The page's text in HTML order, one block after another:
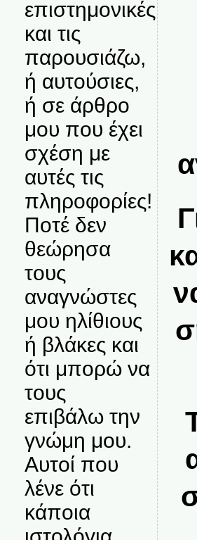
επιστημονικές
και τις
παρουσιάζω,
ή αυτούσιες,
ή σε άρθρο
μου που έχει
σχέση με
αυτές τις
πληροφορίες!
Ποτέ δεν
θεώρησα
τους
αναγνώστες
μου ηλίθιους
ή βλάκες και
ότι μπορώ να
τους
επιβάλω την
γνώμη μου.
Αυτοί που
λένε ότι
κάποια